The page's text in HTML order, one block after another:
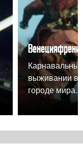
выживании в
городе мира.